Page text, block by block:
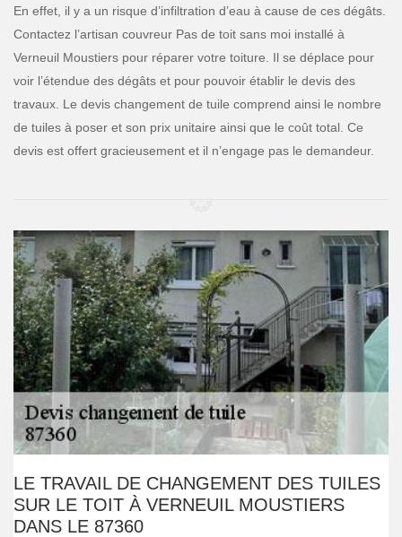
En effet, il y a un risque d’infiltration d’eau à cause de ces dégâts.
Contactez l’artisan couvreur Pas de toit sans moi installé à
Verneuil Moustiers pour réparer votre toiture. Il se déplace pour
voir l’étendue des dégâts et pour pouvoir établir le devis des
travaux. Le devis changement de tuile comprend ainsi le nombre
de tuiles à poser et son prix unitaire ainsi que le coût total. Ce
devis est offert gracieusement et il n’engage pas le demandeur.
LE TRAVAIL DE CHANGEMENT DES TUILES
SUR LE TOIT À VERNEUIL MOUSTIERS
DANS LE 87360